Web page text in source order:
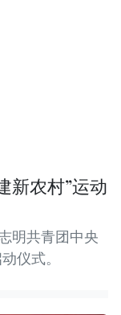
新农村”运动
明共青团中央
仪式。